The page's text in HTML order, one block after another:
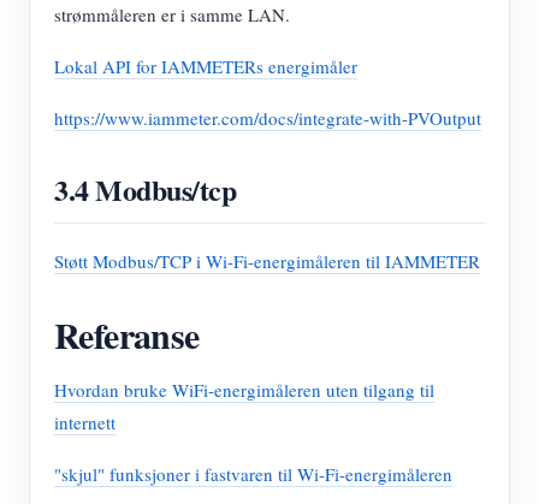
strømmåleren er i samme LAN.
Lokal API for IAMMETERs energimåler
https://www.iammeter.com/docs/integrate-with-PVOutput
3.4 Modbus/tcp
Støtt Modbus/TCP i Wi-Fi-energimåleren til IAMMETER
Referanse
Hvordan bruke WiFi-energimåleren uten tilgang til
internett
"skjul" funksjoner i fastvaren til Wi-Fi-energimåleren